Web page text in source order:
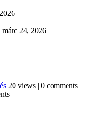
márc 24, 2026
20 views | 0 comments